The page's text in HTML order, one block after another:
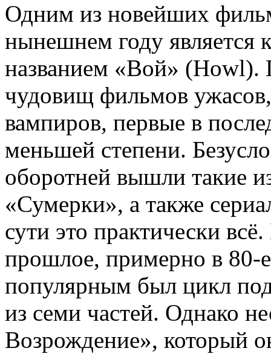
Одним из новейших
нынешнем году является
названием «Вой» (Howl).
чудовищ фильмов
вампиров, первые в
меньшей степени.
оборотней вышли такие
«Сумерки», а также
сути это практически
прошлое, примерно в 80-
популярным был цикл
из семи частей. Однако
Возрождение», который